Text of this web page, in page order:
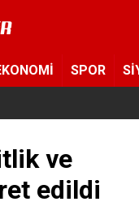
SPOR
ve
edildi